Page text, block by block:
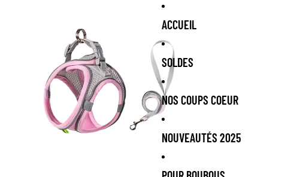
ACCUEIL
SOLDES
NOS COUPS COEUR
NOUVEAUTÉS 2025